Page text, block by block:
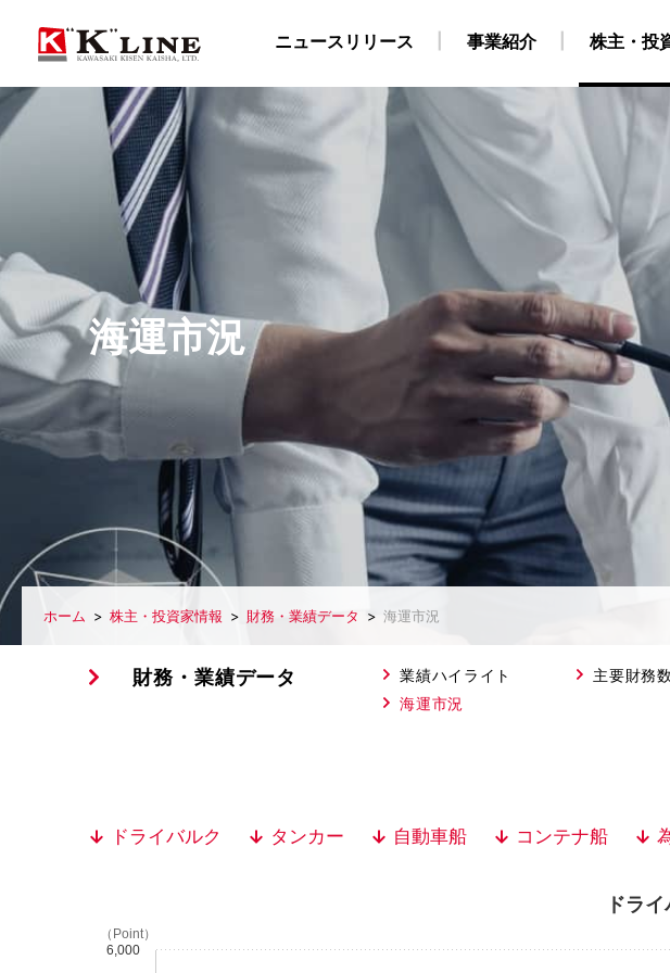
海運市況
ホーム 株主・投資家情報 財務・業績データ 海運市況
財務・業績データ 業績ハイライト 主要財務
海運市況
ドライバルク タンカー 自動車船 コンテナ船
ドラ
6,000
（Point）
ニュースリリース
事業紹介
ドライバルク船事業 自動車船事業 LNG船事業 CCS事業 原
物流事業
ターミナル事業 ISO9001認証取得について
事業紹介
株主・投資家情報
経営方針 IRライブラリ 財務・業績データ 株式・株主情報 IR
免責事項
IRメール配信サービス
株主・投
サステナビリティ
社長メッセージ “K” LINEグループのサステナビリティ経営 外部から
サステナビリティレポート/ESGデータブック
ESGデータ 対照表・
企業情報
企業理念 社長ごあいさつ 会社概要 所在地 グループ会社・海外
採用情報
陸上職・海上職 新卒採用情報（船員教育機関学生・自社養成コース）
川崎汽船グループ 採用情報
陸上職 キャリア採用情報